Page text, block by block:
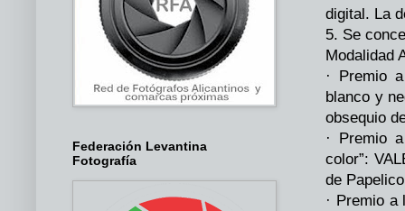
digital. La
5. Se
Modalidad
· Premio
blanco y
obsequio
· Premio
color”:
de
· Premio
Federación Levantina
Fotografía